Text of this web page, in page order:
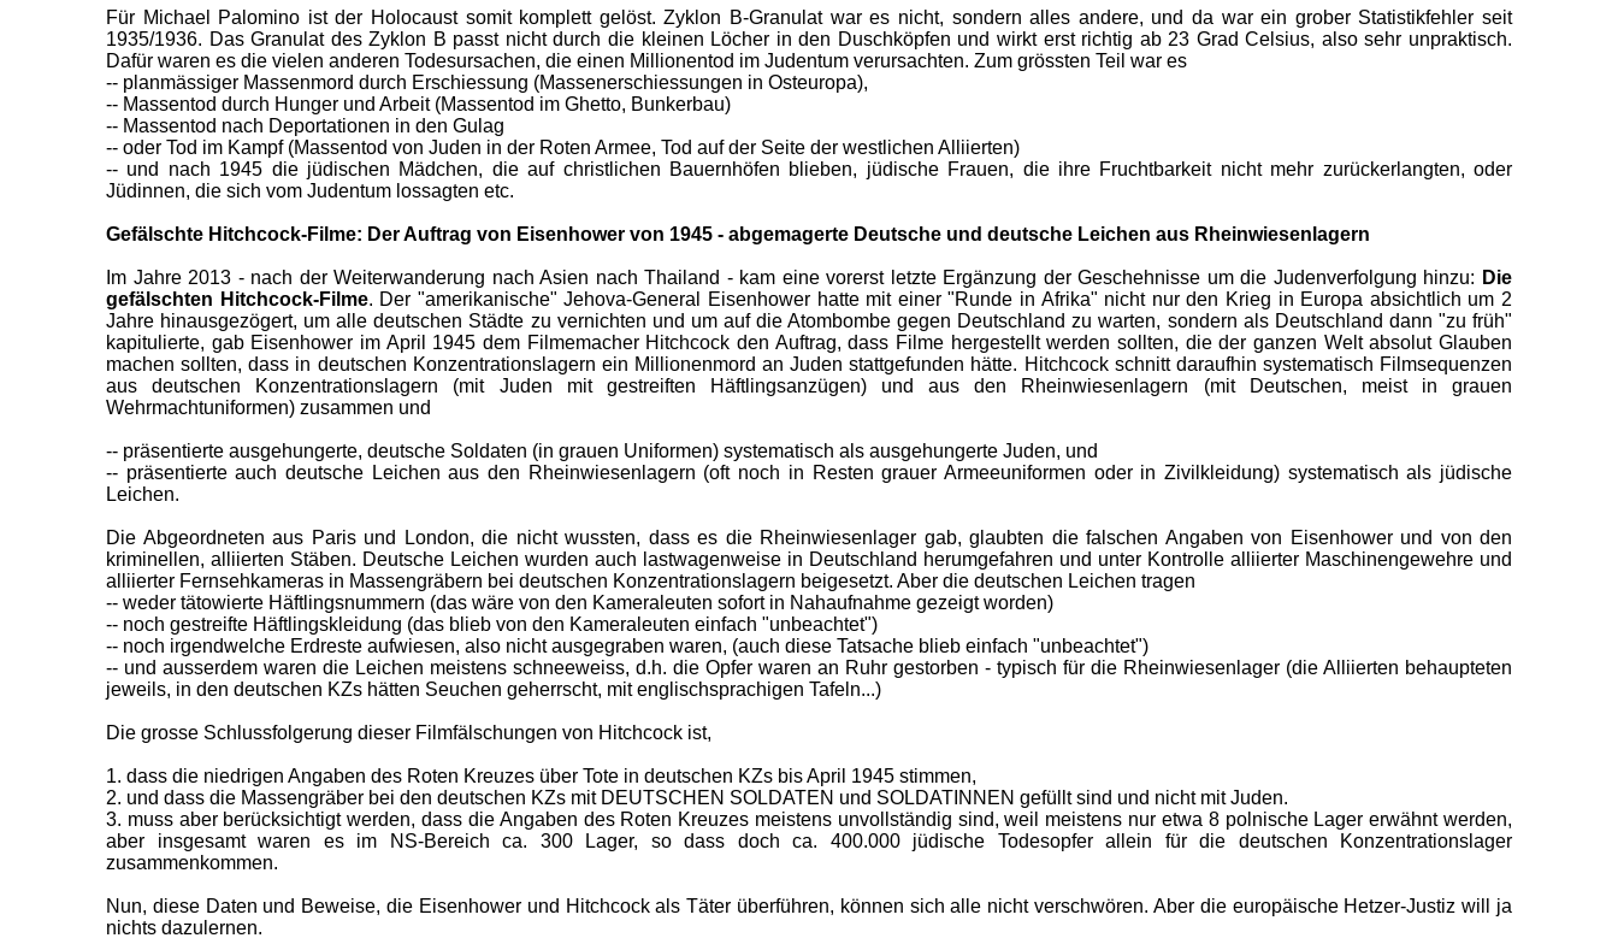
Für Michael Palomino ist der Holocaust somit komplett gelöst. Zyklon B-Granulat war es nicht, sondern alles andere, und da war ein grober Statistikfehler seit
1935/1936. Das Granulat des Zyklon B passt nicht durch die kleinen Löcher in den Duschköpfen und wirkt erst richtig ab 23 Grad Celsius, also sehr unpraktisch.
Dafür waren es die vielen anderen Todesursachen, die einen Millionentod im Judentum verursachten. Zum grössten Teil war es
-- planmässiger Massenmord durch Erschiessung (Massenerschiessungen in Osteuropa),
-- Massentod durch Hunger und Arbeit (Massentod im Ghetto, Bunkerbau)
-- Massentod nach Deportationen in den Gulag
-- oder Tod im Kampf (Massentod von Juden in der Roten Armee, Tod auf der Seite der westlichen Alliierten)
-- und nach 1945 die jüdischen Mädchen, die auf christlichen Bauernhöfen blieben, jüdische Frauen, die ihre Fruchtbarkeit nicht mehr zurückerlangten, oder
Jüdinnen, die sich vom Judentum lossagten etc.
Gefälschte Hitchcock-Filme: Der Auftrag von Eisenhower von 1945 - abgemagerte Deutsche und deutsche Leichen aus Rheinwiesenlagern
Im Jahre 2013 - nach der Weiterwanderung nach Asien nach Thailand - kam eine vorerst letzte Ergänzung der Geschehnisse um die Judenverfolgung hinzu: Die
gefälschten Hitchcock-Filme. Der "amerikanische" Jehova-General Eisenhower hatte mit einer "Runde in Afrika" nicht nur den Krieg in Europa absichtlich um 2
Jahre hinausgezögert, um alle deutschen Städte zu vernichten und um auf die Atombombe gegen Deutschland zu warten, sondern als Deutschland dann "zu früh"
kapitulierte, gab Eisenhower im April 1945 dem Filmemacher Hitchcock den Auftrag, dass Filme hergestellt werden sollten, die der ganzen Welt absolut Glauben
machen sollten, dass in deutschen Konzentrationslagern ein Millionenmord an Juden stattgefunden hätte. Hitchcock schnitt daraufhin systematisch Filmsequenzen
aus deutschen Konzentrationslagern (mit Juden mit gestreiften Häftlingsanzügen) und aus den Rheinwiesenlagern (mit Deutschen, meist in grauen
Wehrmachtuniformen) zusammen und
-- präsentierte ausgehungerte, deutsche Soldaten (in grauen Uniformen) systematisch als ausgehungerte Juden, und
-- präsentierte auch deutsche Leichen aus den Rheinwiesenlagern (oft noch in Resten grauer Armeeuniformen oder in Zivilkleidung) systematisch als jüdische
Leichen.
Die Abgeordneten aus Paris und London, die nicht wussten, dass es die Rheinwiesenlager gab, glaubten die falschen Angaben von Eisenhower und von den
kriminellen, alliierten Stäben. Deutsche Leichen wurden auch lastwagenweise in Deutschland herumgefahren und unter Kontrolle alliierter Maschinengewehre und
alliierter Fernsehkameras in Massengräbern bei deutschen Konzentrationslagern beigesetzt. Aber die deutschen Leichen tragen
-- weder tätowierte Häftlingsnummern (das wäre von den Kameraleuten sofort in Nahaufnahme gezeigt worden)
-- noch gestreifte Häftlingskleidung (das blieb von den Kameraleuten einfach "unbeachtet")
-- noch irgendwelche Erdreste aufwiesen, also nicht ausgegraben waren, (auch diese Tatsache blieb einfach "unbeachtet")
-- und ausserdem waren die Leichen meistens schneeweiss, d.h. die Opfer waren an Ruhr gestorben - typisch für die Rheinwiesenlager (die Alliierten behaupteten
jeweils, in den deutschen KZs hätten Seuchen geherrscht, mit englischsprachigen Tafeln...)
Die grosse Schlussfolgerung dieser Filmfälschungen von Hitchcock ist,
1. dass die niedrigen Angaben des Roten Kreuzes über Tote in deutschen KZs bis April 1945 stimmen,
2. und dass die Massengräber bei den deutschen KZs mit DEUTSCHEN SOLDATEN und SOLDATINNEN gefüllt sind und nicht mit Juden.
3. muss aber berücksichtigt werden, dass die Angaben des Roten Kreuzes meistens unvollständig sind, weil meistens nur etwa 8 polnische Lager erwähnt werden,
aber insgesamt waren es im NS-Bereich ca. 300 Lager, so dass doch ca. 400.000 jüdische Todesopfer allein für die deutschen Konzentrationslager
zusammenkommen.
Nun, diese Daten und Beweise, die Eisenhower und Hitchcock als Täter überführen, können sich alle nicht verschwören. Aber die europäische Hetzer-Justiz will ja
nichts dazulernen.